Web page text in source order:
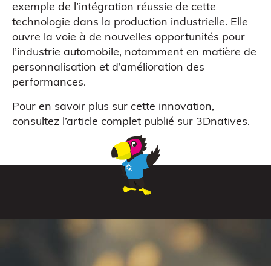
exemple de l’intégration réussie de cette
technologie dans la production industrielle. Elle
ouvre la voie à de nouvelles opportunités pour
l’industrie automobile, notamment en matière de
personnalisation et d’amélioration des
performances.
Pour en savoir plus sur cette innovation,
consultez l’article complet publié sur 3Dnatives.